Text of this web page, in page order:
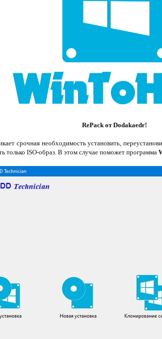
RePack от Dodakaedr!
срочная необходимость установить,
только ISO-образ. В этом случае поможет программа